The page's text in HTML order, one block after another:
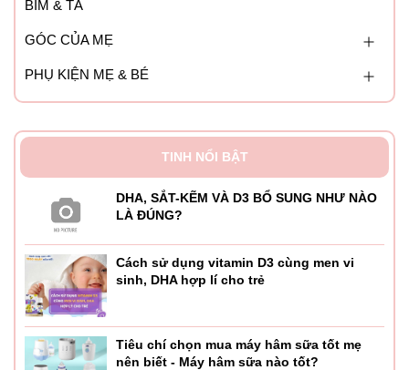
BỈM & TÃ
GÓC CỦA MẸ
PHỤ KIỆN MẸ & BÉ
TINH NỔI BẬT
DHA, SẮT-KẼM VÀ D3 BỔ SUNG NHƯ NÀO
LÀ ĐÚNG?
Cách sử dụng vitamin D3 cùng men vi
sinh, DHA hợp lí cho trẻ
Tiêu chí chọn mua máy hâm sữa tốt mẹ
nên biết - Máy hâm sữa nào tốt?